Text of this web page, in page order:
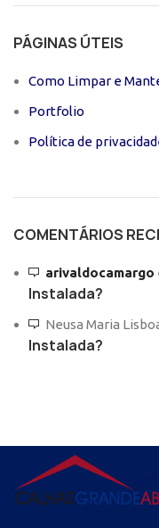
PÁGINAS ÚTEIS
Como Limpar e
Portfolio
Política de
COMENTÁRIOS
arivaldocamargo
Instalada?
Neusa Maria
Instalada?